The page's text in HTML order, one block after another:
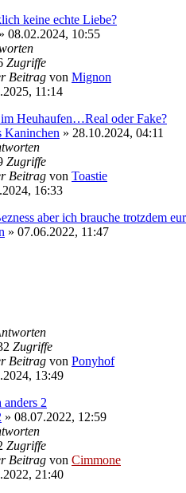
keine echte Liebe?
» 08.02.2024, 10:55
Zugriffe
Beitrag von Mignon
11:14
Heuhaufen…Real oder Fake?
Kaninchen » 28.10.2024, 04:11
Zugriffe
Beitrag von Toastie
16:33
aber ich brauche trotzdem
» 07.06.2022, 11:47
Zugriffe
Beitrag von Ponyhof
13:49
anders 2
» 08.07.2022, 12:59
Zugriffe
Beitrag von Cimmone
21:40